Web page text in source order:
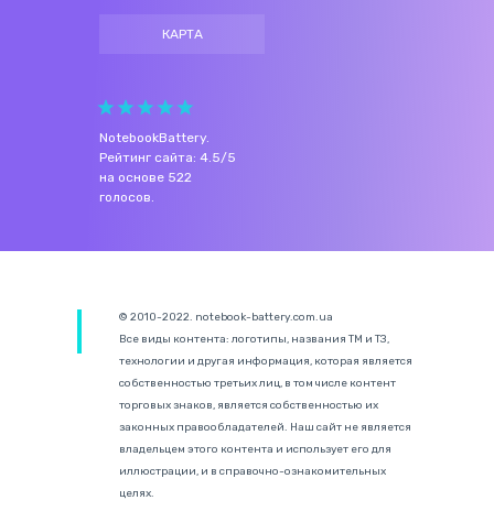
КАРТА
NotebookBattery.
Рейтинг сайта: 4.5/5
на основе 522
голосов.
© 2010-2022. notebook-battery.com.ua
Все виды контента: логотипы, названия ТМ и ТЗ,
технологии и другая информация, которая является
собственностью третьих лиц, в том числе контент
торговых знаков, является собственностью их
законных правообладателей. Наш сайт не является
владельцем этого контента и использует его для
иллюстрации, и в справочно-ознакомительных
целях.